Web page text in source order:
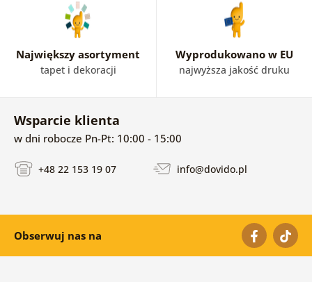
Największy asortyment
tapet i dekoracji
Wyprodukowano w EU
najwyższa jakość druku
Wsparcie klienta
w dni robocze Pn-Pt: 10:00 - 15:00
+48 22 153 19 07 info@dovido.pl
Obserwuj nas na